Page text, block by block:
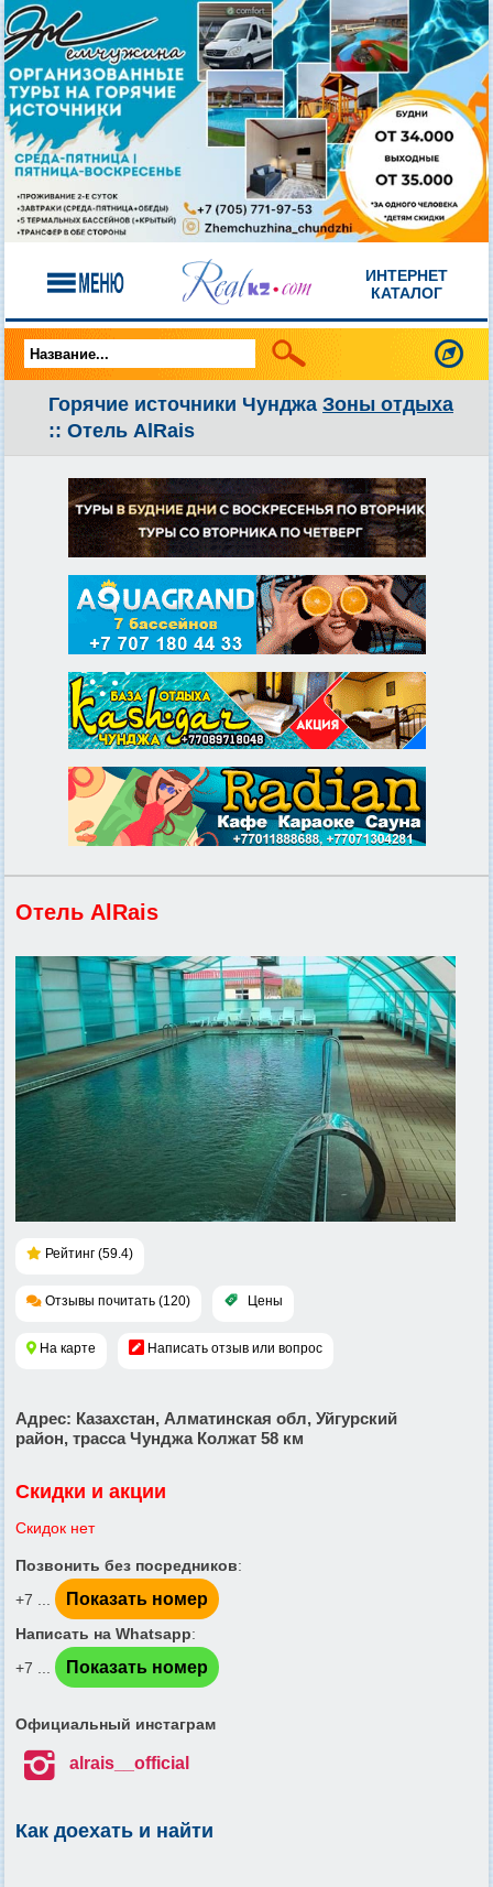
ИНТЕРНЕТ
КАТАЛОГ
Горячие источники Чунджа Зоны отдыха
:: Отель AlRais
Отель AlRais
Рейтинг (59.4)
Отзывы почитать (120) Цены
На карте Написать отзыв или вопрос
Адрес: Казахстан, Алматинская обл, Уйгурский
район, трасса Чунджа Колжат 58 км
Скидки и акции
Скидок нет
Позвонить без посредников:
+7 ...
Показать номер
Написать на Whatsapp:
+7 ...
Показать номер
Официальный инстаграм
 alrais__official
Как доехать и найти